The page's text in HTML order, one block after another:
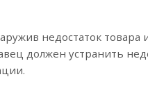
недостаток
должен устранить